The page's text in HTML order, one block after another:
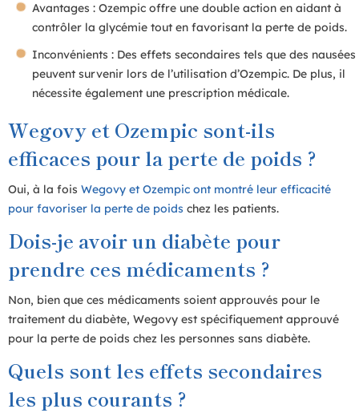
Avantages : Ozempic offre une double action en aidant à
contrôler la glycémie tout en favorisant la perte de poids.
Inconvénients : Des effets secondaires tels que des nausées
peuvent survenir lors de l’utilisation d’Ozempic. De plus, il
nécessite également une prescription médicale.
Wegovy et Ozempic sont-ils
efficaces pour la perte de poids ?
Oui, à la fois Wegovy et Ozempic ont montré leur efficacité
pour favoriser la perte de poids chez les patients.
Dois-je avoir un diabète pour
prendre ces médicaments ?
Non, bien que ces médicaments soient approuvés pour le
traitement du diabète, Wegovy est spécifiquement approuvé
pour la perte de poids chez les personnes sans diabète.
Quels sont les effets secondaires
les plus courants ?